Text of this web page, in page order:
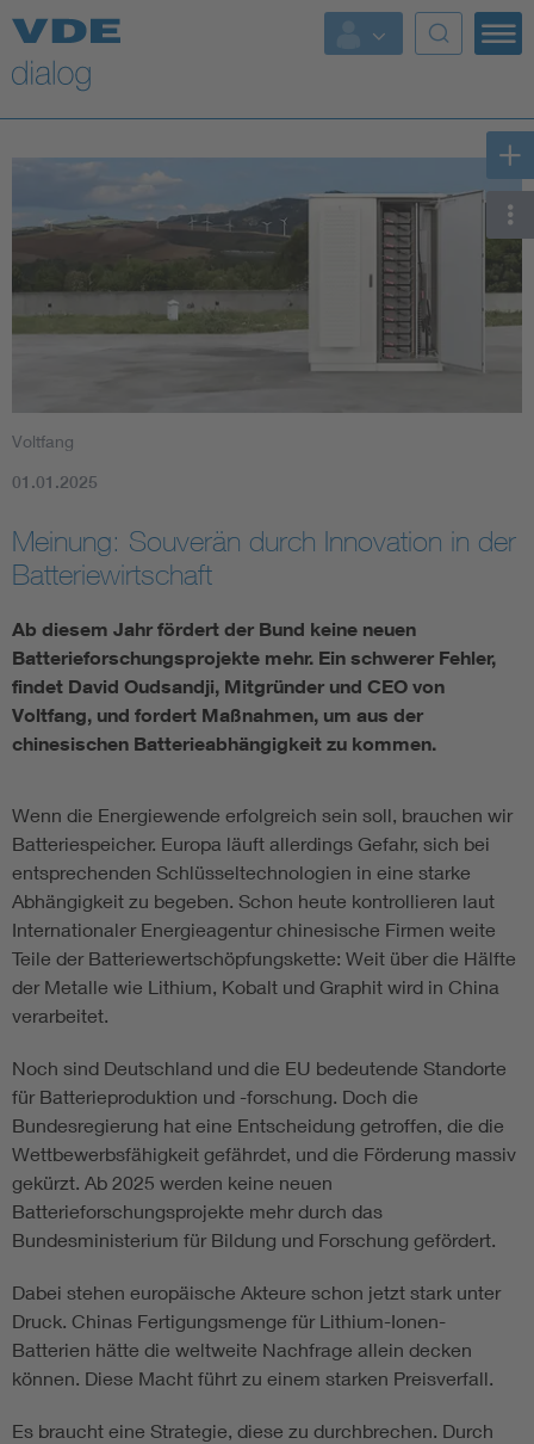
Voltfang
01.01.2025
Meinung: Souverän durch Innovation in der
Batteriewirtschaft
Ab diesem Jahr fördert der Bund keine neuen
Batterieforschungsprojekte mehr. Ein schwerer Fehler,
findet David Oudsandji, Mitgründer und CEO von
Voltfang, und fordert Maßnahmen, um aus der
chinesischen Batterieabhängigkeit zu kommen.
Wenn die Energiewende erfolgreich sein soll, brauchen wir
Batteriespeicher. Europa läuft allerdings Gefahr, sich bei
entsprechenden Schlüsseltechnologien in eine starke
Abhängigkeit zu begeben. Schon heute kontrollieren laut
Internationaler Energieagentur chinesische Firmen weite
Teile der Batteriewertschöpfungskette: Weit über die Hälfte
der Metalle wie Lithium, Kobalt und Graphit wird in China
verarbeitet.
Noch sind Deutschland und die EU bedeutende Standorte
für Batterieproduktion und -forschung. Doch die
Bundesregierung hat eine Entscheidung getroffen, die die
Wettbewerbsfähigkeit gefährdet, und die Förderung massiv
gekürzt. Ab 2025 werden keine neuen
Batterieforschungsprojekte mehr durch das
Bundesministerium für Bildung und Forschung gefördert.
Dabei stehen europäische Akteure schon jetzt stark unter
Druck. Chinas Fertigungsmenge für Lithium-Ionen-
Batterien hätte die weltweite Nachfrage allein decken
können. Diese Macht führt zu einem starken Preisverfall.
Es braucht eine Strategie, diese zu durchbrechen. Durch